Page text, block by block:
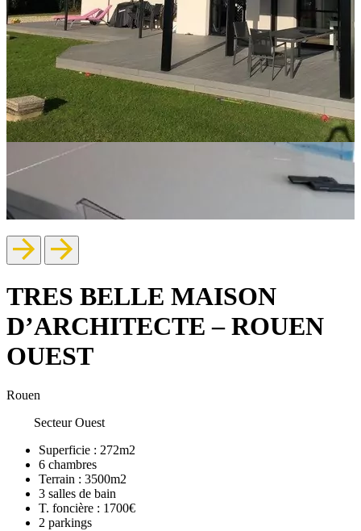
TRES BELLE MAISON
D’ARCHITECTE – ROUEN
OUEST
Rouen
Secteur Ouest
Superficie : 272m2
6 chambres
Terrain : 3500m2
3 salles de bain
T. foncière : 1700€
2 parkings